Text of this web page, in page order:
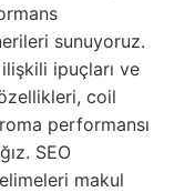
sunuyoruz.
ipuçları ve
coil
performansı
SEO
makul